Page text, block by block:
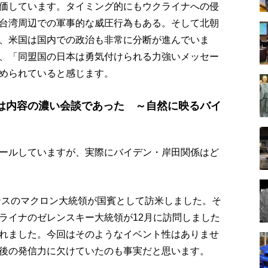
しています。タイミング的にもウクライナへの侵
湾周辺での軍事的な威圧行為もある。そして北朝
米国は国内での政治も非常に分断が進んでいま
「同盟国の日本は勇気付けられる力強いメッセー
られていると感じます。
内容の濃い会談であった ～自然に映るバイ
ルしていますが、実際にバイデン・岸田関係はど
のマクロン大統領が国賓として訪米しました。そ
イナのゼレンスキー大統領が12月に訪問しました
ました。今回はそのようなイベント性はありませ
発信力に欠けていたのも事実だと思います。